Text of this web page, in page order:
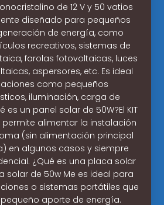
de 12 V y 50 vatios
diseñado para pequeños
de energía, como
recreativos, sistemas de
farolas fotovoltaicas, luces
aspersores, etc. Es ideal
como pequeños
iluminación, carga de
es un panel solar de 50W?El KIT
permite alimentar la instalación
(sin alimentación principal
en algunos casos y siempre
¿Qué es una placa solar
solar de 50w Me es ideal para
o sistemas portátiles que
aporte de energía.